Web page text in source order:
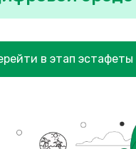
в этап эстафеты